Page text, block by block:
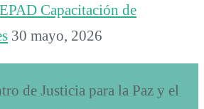
Capacitación de
30 mayo, 2026